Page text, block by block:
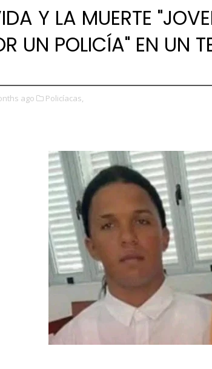
Y LA MUERTE
UN POLICÍA" EN UN
ago Policíacas,